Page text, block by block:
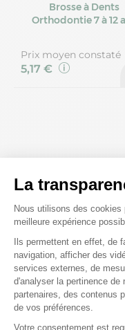
Brosse à Dents
Orthodontie 7 à 12
Prix moyen constaté
5,17 €
WaterWipes
4x60 lingettes +
offertes